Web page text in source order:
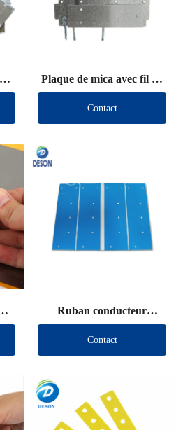
Plaque de mica avec fil de
plomb
Contact
Ruban conducteur
thermique découpé
Contact